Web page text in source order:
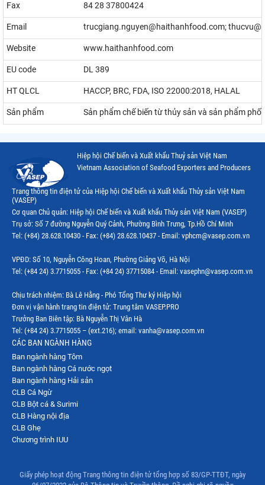
Fax 84 28 37800424
Email trucgiang.nguyen@haithanhfood.com;
Website www.haithanhfood.com
EU code DL 389
HT QLCL HACCP, BRC, FDA, ISO 22000:2018, HALAL
Sản phẩm Sản phẩm chế biến từ thủy sản và sản phẩm
Hiệp hội Chế biến và Xuất khẩu Thuỷ sản Việt Nam
Vietnam Association of Seafood Exporters and Producers
Trang thông tin điện tử của Hiệp hội Chế biến và Xuất khẩu Thủy sản Việt Nam
(VASEP)
Cơ quan Chủ quản: Hiệp hội Chế biến và Xuất khẩu Thủy sản Việt Nam (VASEP)
Trụ sở: Số 7 đường Nguyễn Quý Cảnh, Phường Bình Trưng, Tp.Hồ Chí Minh
Tel: (+84) 28.628.10430 - Fax: (+84) 28.628.10437 - Email: vphcm@vasep.com.vn
VPĐD: Số 10, Nguyễn Công Hoan, Phường Giảng Võ, Hà Nội
Tel: (+84 24) 3.7715055 - Fax: (+84 24) 37715084 - Email: vasephn@vasep.com.vn
Chịu trách nhiệm: Bà Lê Hằng - Phó Tổng Thư ký Hiệp hội
Đơn vị vận hành trang tin điện tử: Trung tâm VASEP.PRO
Trưởng Ban Biên tập: Bà Nguyễn Thị Vân Hà
Tel: (+84 24) 3.7715055 – (ext.216); email: vanha@vasep.com.vn
CÁC BAN NGÀNH HÀNG
Ban ngành hàng Tôm
Ban ngành hàng Cá nước ngọt
Ban ngành hàng Hải sản
CLB Cá Ngừ
CLB Bột cá & Surimi
CLB Hàng nội địa
CLB Ghẹ
Chương trình IUU
Giấy phép hoạt động Trang thông tin điện tử tổng hợp số 83/GP-TTĐT, ngày